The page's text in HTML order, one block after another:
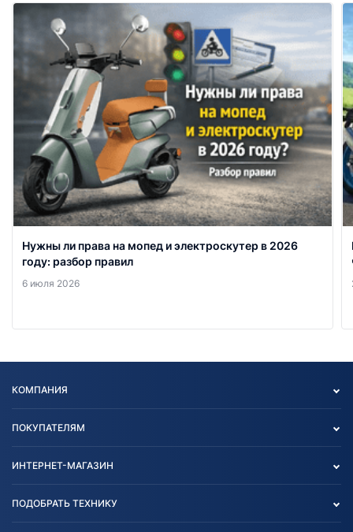
Нужны ли права на мопед и электроскутер в 2026
году: разбор правил
6 июля 2026
КОМПАНИЯ
Блог
ПОКУПАТЕЛЯМ
Согласие на обработку
ИНТЕРНЕТ-МАГАЗИН
Агротехника
ПОДОБРАТЬ ТЕХНИКУ